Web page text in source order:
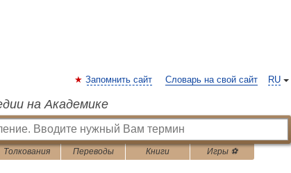
RU
Запомнить сайт Словарь на свой сайт
на Академике
Толкования Переводы Книги Игры ⚽